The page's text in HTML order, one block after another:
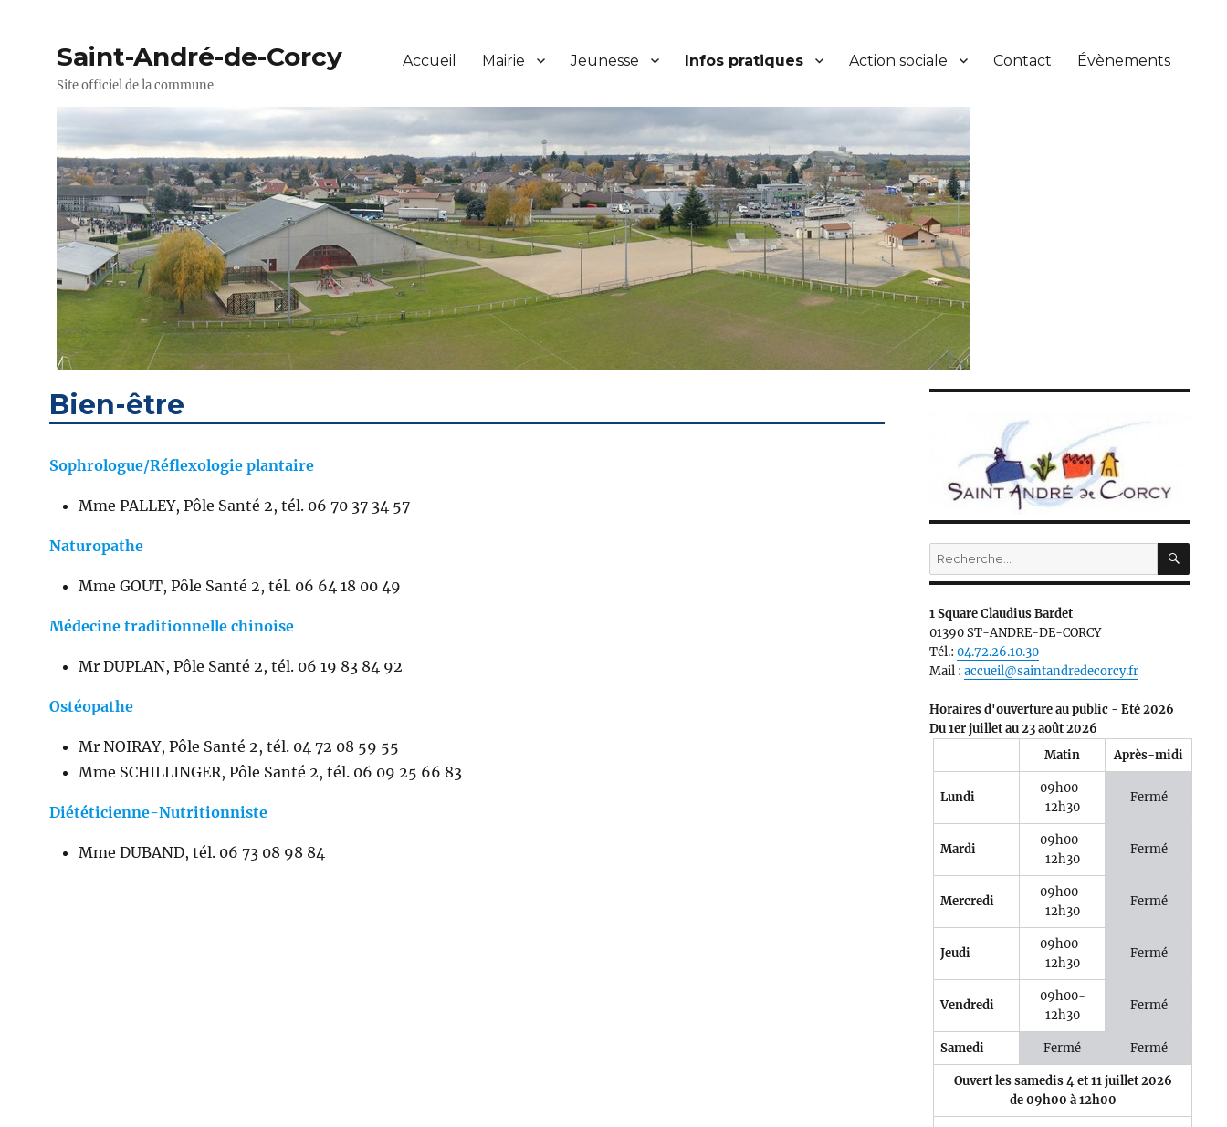
Saint-André-de-Corcy
Site officiel de la commune
Accueil Mairie Jeunesse Infos pratiques Action sociale Contact Évènements
Bien-être
Sophrologue/Réflexologie plantaire
Mme PALLEY, Pôle Santé 2, tél. 06 70 37 34 57
Naturopathe
Mme GOUT, Pôle Santé 2, tél. 06 64 18 00 49
Médecine traditionnelle chinoise
Mr DUPLAN, Pôle Santé 2, tél. 06 19 83 84 92
Ostéopathe
Mr NOIRAY, Pôle Santé 2, tél. 04 72 08 59 55
Mme SCHILLINGER, Pôle Santé 2, tél. 06 09 25 66 83
Diététicienne-Nutritionniste
Mme DUBAND, tél. 06 73 08 98 84
Recherche
pour :
1 Square Claudius Bardet
01390 ST-ANDRE-DE-CORCY
Tél.:04.72.26.10.30
Mail :accueil@saintandredecorcy.fr
Horaires d'ouverture au public - Eté 2026
Du 1er juillet au 23 août 2026
Matin
Après-midi
Lundi
09h00-
12h30
Fermé
Mardi
09h00-
12h30
Fermé
Mercredi
09h00-
12h30
Fermé
Jeudi
09h00-
12h30
Fermé
Vendredi
09h00-
12h30
Fermé
Samedi Fermé Fermé
Ouvert les samedis 4 et 11 juillet 2026
de 09h00 à 12h00